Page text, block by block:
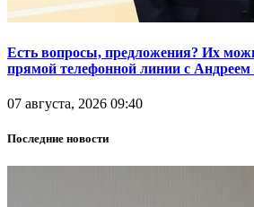
Есть вопросы, предложения? Их
прямой телефонной линии с
07 августа, 2026 09:40
Последние новости